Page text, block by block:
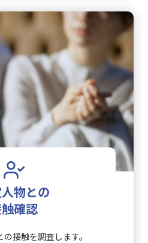
物との
確認
接触を調査します。